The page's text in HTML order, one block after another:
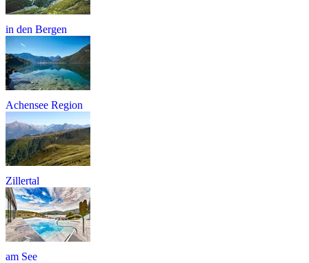
in den Bergen
Achensee Region
Zillertal
am See